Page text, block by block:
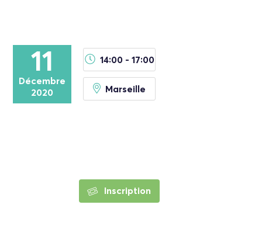
11
Décembre
2020
14:00 - 17:00
Marseille
Inscription